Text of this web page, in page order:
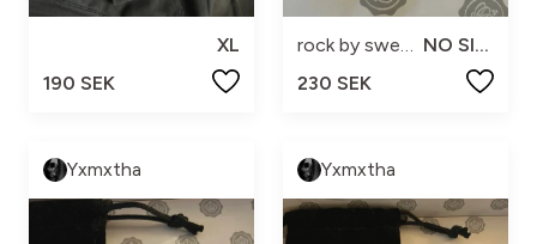
XL
190 SEK
rock by sweden
NO SIZE
230 SEK
Yxmxtha Yxmxtha